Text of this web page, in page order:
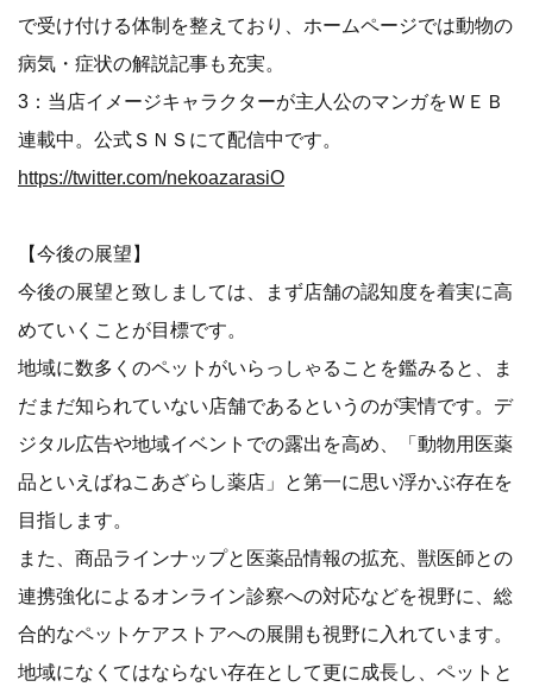
で受け付ける体制を整えており、ホームページでは動物の
病気・症状の解説記事も充実。
3：当店イメージキャラクターが主人公のマンガをＷＥＢ
連載中。公式ＳＮＳにて配信中です。
https://twitter.com/nekoazarasiO
【今後の展望】
今後の展望と致しましては、まず店舗の認知度を着実に高
めていくことが目標です。
地域に数多くのペットがいらっしゃることを鑑みると、ま
だまだ知られていない店舗であるというのが実情です。デ
ジタル広告や地域イベントでの露出を高め、「動物用医薬
品といえばねこあざらし薬店」と第一に思い浮かぶ存在を
目指します。
また、商品ラインナップと医薬品情報の拡充、獣医師との
連携強化によるオンライン診察への対応などを視野に、総
合的なペットケアストアへの展開も視野に入れています。
地域になくてはならない存在として更に成長し、ペットと